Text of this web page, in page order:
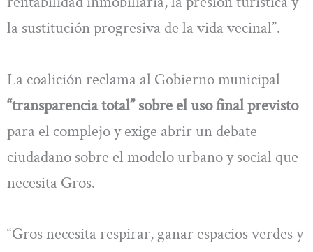
la sustitución progresiva de la vida vecinal”.
La coalición reclama al Gobierno municipal
“transparencia total” sobre el uso final previsto
para el complejo y exige abrir un debate
ciudadano sobre el modelo urbano y social que
necesita Gros.
“Gros necesita respirar, ganar espacios verdes y